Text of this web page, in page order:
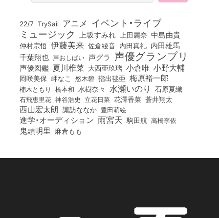
22/7 TrySail アニメ イベント・ライブ
ミュージック 上坂すみれ 上田麗奈 中島由貴
仲村宗悟 伊藤美来 佐倉綾音 内田真礼 内田雄馬
千葉翔也 声おしばい 声グラ 声優グランプリ
声優図鑑 夏川椎菜 大西亜玖璃 小倉唯 小野大輔
岡咲美保 岬なこ 悠木碧 指出毬亜 梅原裕一郎
楠木ともり 橋本和 水樹奈々 水瀬いのり 石原夏織
石飛恵里花 神谷浩史 立花日菜 花澤香菜 蒼井翔太
西山宏太朗 諏訪ななか 豊田萌絵
進学・オーディション 雨宮天 駒田航 高橋李依
鬼頭明里 麻倉もも